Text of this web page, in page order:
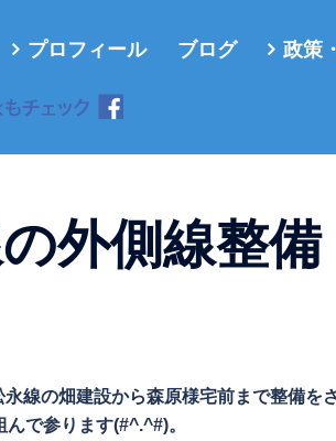
プロフィール ブログ 政策
外側線整備
線の畑建設から森原様宅前まで整備を
で参ります(#^.^#)。